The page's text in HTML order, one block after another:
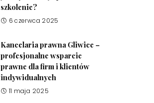
szkolenie?
6 czerwca 2025
Kancelaria prawna Gliwice –
profesjonalne wsparcie
prawne dla firm i klientów
indywidualnych
11 maja 2025